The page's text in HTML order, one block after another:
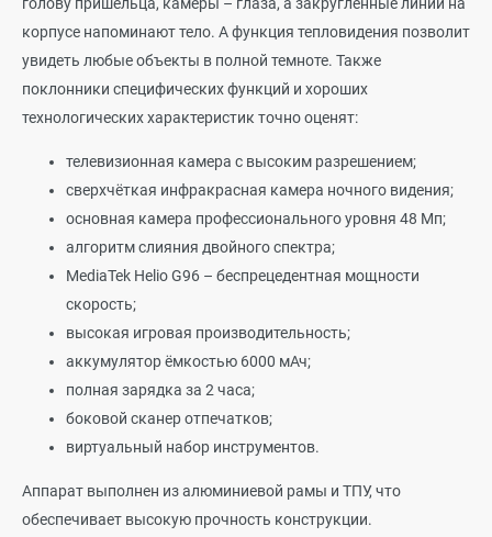
корпусе напоминают тело. А функция тепловидения позволит
увидеть любые объекты в полной темноте. Также
поклонники специфических функций и хороших
технологических характеристик точно оценят:
телевизионная камера с высоким разрешением;
сверхчёткая инфракрасная камера ночного видения;
основная камера профессионального уровня 48 Мп;
алгоритм слияния двойного спектра;
MediaTek Helio G96 – беспрецедентная мощности
скорость;
высокая игровая производительность;
аккумулятор ёмкостью 6000 мАч;
полная зарядка за 2 часа;
боковой сканер отпечатков;
виртуальный набор инструментов.
Аппарат выполнен из алюминиевой рамы и ТПУ, что
обеспечивает высокую прочность конструкции.